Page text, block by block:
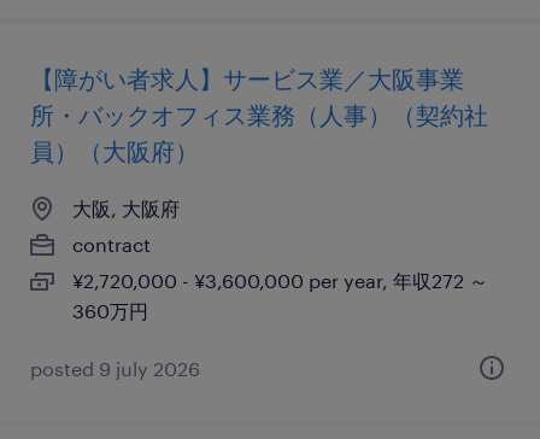
【障がい者求人】サービス業／大阪事業
所・バックオフィス業務（人事）（契約社
員）（大阪府）
大阪, 大阪府
contract
¥2,720,000 - ¥3,600,000 per year, 年収272 ～
360万円
posted 9 july 2026